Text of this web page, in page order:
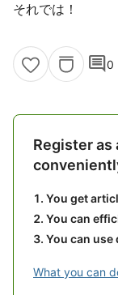
それでは！
comment0
Register as
You get
You can
You can use
What you can